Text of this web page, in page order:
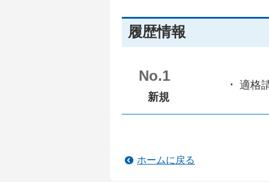
履歴情報
No.1
新規
適格
ホームに戻る